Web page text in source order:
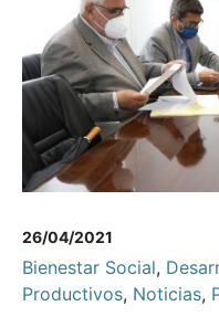
26/04/2021
Bienestar Social,
Productivos, Noticias,